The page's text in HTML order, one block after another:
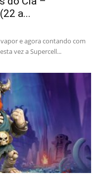
a...
e agora contando com
vez a Supercell...